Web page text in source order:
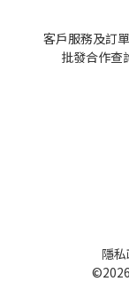
客戶服務及訂
批發合作查
隱私